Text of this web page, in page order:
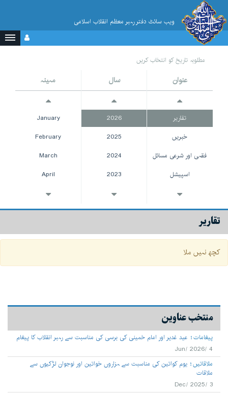
ویب سائٹ دفتر رہبر معظم انقلاب اسلامی
مطلوبہ تاریخ کو انتخاب کریں
عنوان
تقاریر
خبریں
فقہی اور شرعی مسائل
اسپیشل
حاشیہ
ملٹی میڈیا
سال
2026
2025
2024
2023
2022
2021
2018
2016
2014
2013
مہینہ
January
February
March
April
May
June
September
November
تقاریر
کچھ نہیں ملا
منتخب عناوین
پیغامات
عید غدیر اور امام خمینی کی برسی کی مناسبت سے رہبر انقلاب کا پیغام
4 /Jun/ 2026
ملاقاتیں یوم کواتین کی مناسبت سے ہزاروں خواتین اور نوجوان لڑکیوں سے
ملاقات
3 /Dec/ 2025